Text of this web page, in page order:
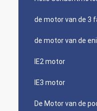
de motor van de 3
de motor van de
IE2 motor
IE3 motor
De Motor van de